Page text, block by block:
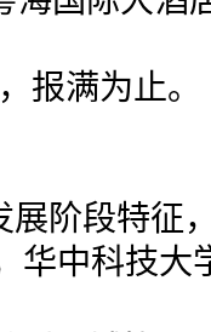
报满为止。
展阶段特征
华中科技大